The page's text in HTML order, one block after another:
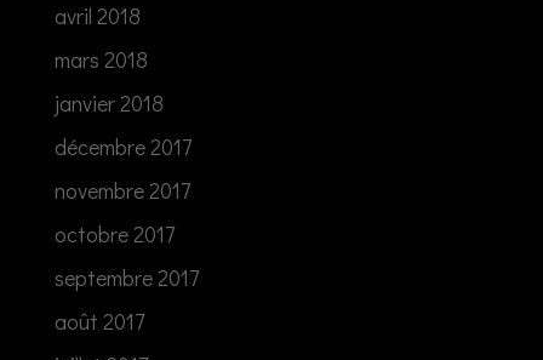
avril 2018
mars 2018
janvier 2018
décembre 2017
novembre 2017
octobre 2017
septembre 2017
août 2017